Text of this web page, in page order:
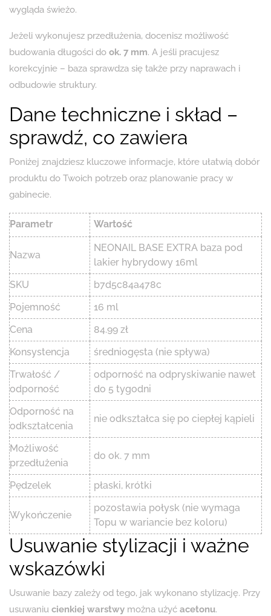
wygląda świeżo.
Jeżeli wykonujesz przedłużenia, docenisz możliwość
budowania długości do ok. 7 mm. A jeśli pracujesz
korekcyjnie – baza sprawdza się także przy naprawach i
odbudowie struktury.
Dane techniczne i skład –
sprawdź, co zawiera
Poniżej znajdziesz kluczowe informacje, które ułatwią dobór
produktu do Twoich potrzeb oraz planowanie pracy w
gabinecie.
Parametr Wartość
Nazwa
NEONAIL BASE EXTRA baza pod
lakier hybrydowy 16ml
SKU
b7d5c84a478c
Pojemność
16 ml
Cena
84.99 zł
Konsystencja
średniogęsta (nie spływa)
Trwałość /
odporność
odporność na odpryskiwanie nawet
do 5 tygodni
Odporność na
odkształcenia
nie odkształca się po ciepłej kąpieli
Możliwość
przedłużenia
do ok. 7 mm
Pędzelek płaski, krótki
Wykończenie
pozostawia połysk (nie wymaga
Topu w wariancie bez koloru)
Usuwanie stylizacji i ważne
wskazówki
Usuwanie bazy zależy od tego, jak wykonano stylizację. Przy
usuwaniu cienkiej warstwy można użyć acetonu.